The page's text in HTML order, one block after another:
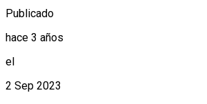
Publicado
hace 3 años
el
2 Sep 2023